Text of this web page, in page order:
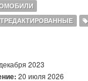
of the
removed
2023
20 июля 2026